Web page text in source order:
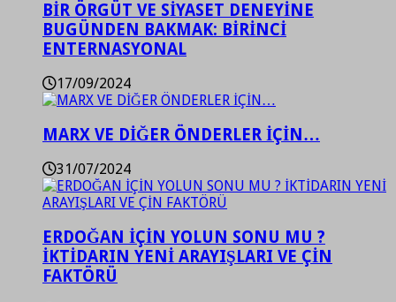
BİR ÖRGÜT VE SİYASET DENEYİNE
BUGÜNDEN BAKMAK: BİRİNCİ
ENTERNASYONAL
17/09/2024
MARX VE DİĞER ÖNDERLER İÇİN…
31/07/2024
ERDOĞAN İÇİN YOLUN SONU MU ?
İKTİDARIN YENİ ARAYIŞLARI VE ÇİN
FAKTÖRÜ